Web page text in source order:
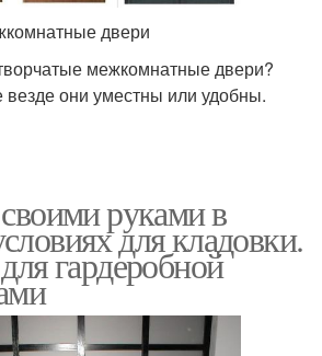
двери
межкомнатные двери?
везде они уместны или удобны.
руками в
для кладовки.
гардеробной